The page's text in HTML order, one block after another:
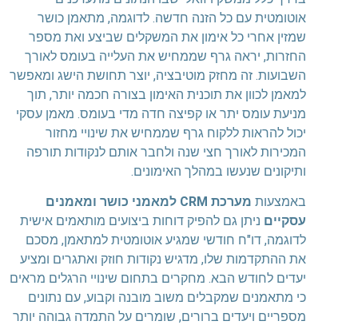
אוטומטית עם כל הזנה חדשה. לדוגמה, מתאמן כושר
שמזין אחרי כל אימון את המשקלים שביצע ואת מספר
החזרות, יראה גרף שממחיש את העלייה בעומס לאורך
השבועות. זה מחזק מוטיבציה, יוצר תחושת הישג ומאפשר
למאמן לכוון את תוכנית האימון בצורה חכמה יותר, תוך
מניעת עומס יתר או קפיצה חדה מדי בעומס. מאמן עסקי
יכול להראות ללקוח גרף שממחיש את שינויי מחזור
המכירות לאורך חצי שנה ולחבר אותם לנקודות תורפה
ותיקונים שנעשו במהלך האימונים.
באמצעות
מערכת CRM למאמני כושר ומאמנים
עסקיים ניתן גם להפיק דוחות ביצועים מותאמים אישית
לדוגמה, דו"ח חודשי שמגיע אוטומטית למתאמן, מסכם
את ההתקדמות שלו, מדגיש נקודות חוזק ואתגרים ומציע
יעדים לחודש הבא. מחקרים בתחום שינויי הרגלים מראים
כי מתאמנים שמקבלים משוב מובנה וקבוע, עם נתונים
מספריים ויעדים ברורים, שומרים על התמדה גבוהה יותר